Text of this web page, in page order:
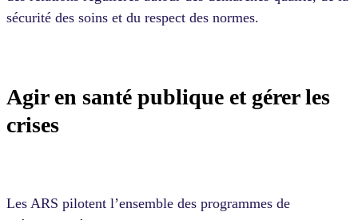
sécurité des soins et du respect des normes.
Agir en santé publique et gérer les
crises
Les ARS pilotent l’ensemble des programmes de